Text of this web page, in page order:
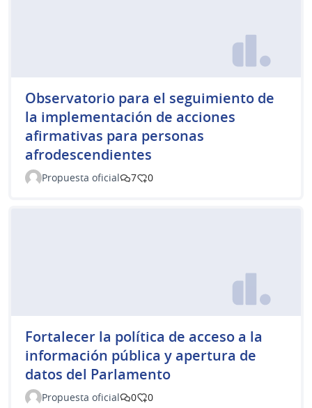
Observatorio para el seguimiento de
la implementación de acciones
afirmativas para personas
afrodescendientes
Propuesta oficial 7 0
Fortalecer la política de acceso a la
información pública y apertura de
datos del Parlamento
Propuesta oficial 0 0